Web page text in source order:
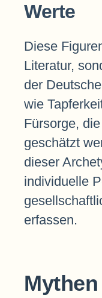
Werte
Diese
Literatur,
der
wie
Fürsorge,
geschätzt
dieser
individuelle
erfassen.